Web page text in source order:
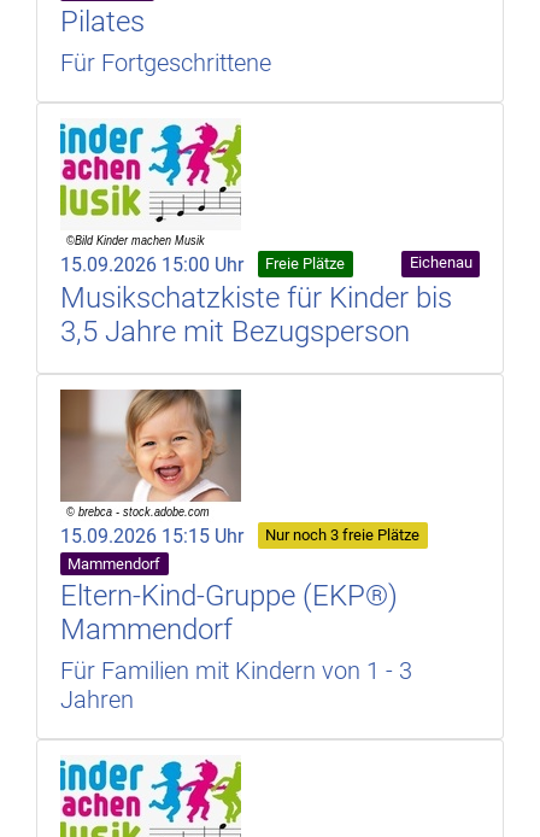
Pilates
Für Fortgeschrittene
15.09.2026 15:00 Uhr Freie Plätze Eichenau
Musikschatzkiste für Kinder bis
3,5 Jahre mit Bezugsperson
15.09.2026 15:15 Uhr
Nur noch 3 freie Plätze
Mammendorf
Eltern-Kind-Gruppe (EKP®)
Mammendorf
Für Familien mit Kindern von 1 - 3
Jahren